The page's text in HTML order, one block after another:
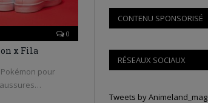
0
x Fila
Pokémon pour
CONTENU SPONSORISÉ
RÉSEAUX SOCIAUX
Tweets by Animeland_mag